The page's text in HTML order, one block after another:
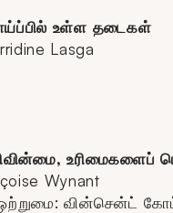
உள்ள தடைகள்
Lasga
உரிமைகளைப்
Wynant
வின்சென்ட்